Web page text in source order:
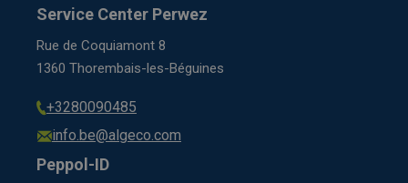
Service Center Perwez
Rue de Coquiamont 8
1360 Thorembais-les-Béguines
+3280090485
info.be@algeco.com
Peppol-ID